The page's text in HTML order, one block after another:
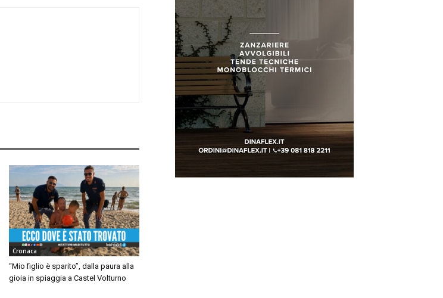
Cronaca
“Mio figlio è sparito”, dalla paura alla
gioia in spiaggia a Castel Volturno